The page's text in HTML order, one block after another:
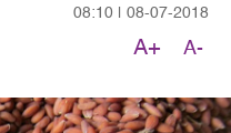
08-07-2018
08:10
A-
A+